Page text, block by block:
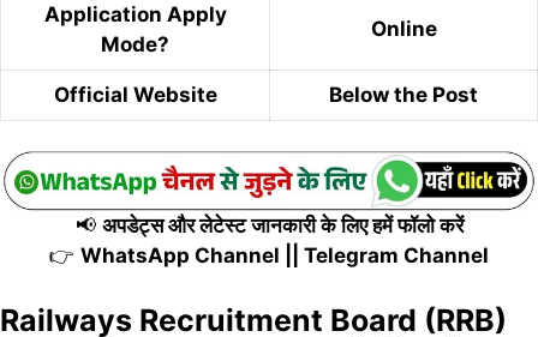
Application Apply
Mode?
Online
Official Website Below the Post
📢 अपडेट्स और लेटेस्ट जानकारी के लिए हमें फॉलो करें
👉 WhatsApp Channel Telegram Channel
Railways Recruitment Board (RRB)